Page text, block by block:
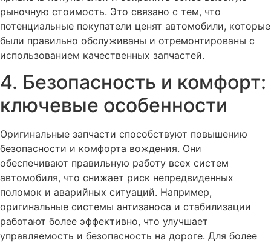
рыночную стоимость. Это связано с тем, что
потенциальные покупатели ценят автомобили, которые
были правильно обслуживаны и отремонтированы с
использованием качественных запчастей.
4. Безопасность и комфорт:
ключевые особенности
Оригинальные запчасти способствуют повышению
безопасности и комфорта вождения. Они
обеспечивают правильную работу всех систем
автомобиля, что снижает риск непредвиденных
поломок и аварийных ситуаций. Например,
оригинальные системы антизаноса и стабилизации
работают более эффективно, что улучшает
управляемость и безопасность на дороге. Для более